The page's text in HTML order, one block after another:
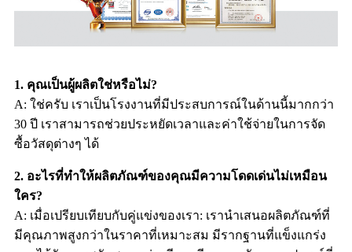
1. คุณเป็นผู้ผลิตใช่หรือไม่?
A: ใช่ครับ เราเป็นโรงงานที่มีประสบการณ์ในด้านนี้มากกว่า
30 ปี เราสามารถช่วยประหยัดเวลาและค่าใช้จ่ายในการจัด
ซื้อวัสดุต่างๆ ได้
2. อะไรที่ทำให้ผลิตภัณฑ์ของคุณมีความโดดเด่นไม่เหมือน
ใคร?
A: เมื่อเปรียบเทียบกับคู่แข่งของเรา: เรานำเสนอผลิตภัณฑ์ที่
มีคุณภาพสูงกว่าในราคาที่เหมาะสม มีรากฐานที่แข็งแกร่ง